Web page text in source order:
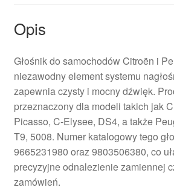
Opis
Głośnik do samochodów Citroën i
niezawodny element systemu
zapewnia czysty i mocny dźwięk.
przeznaczony dla modeli takich jak
Picasso, C-Elysee, DS4, a także
T9, 5008. Numer katalogowy tego
9665231980 oraz 9803506380, co
precyzyjne odnalezienie zamiennej
zamówień.